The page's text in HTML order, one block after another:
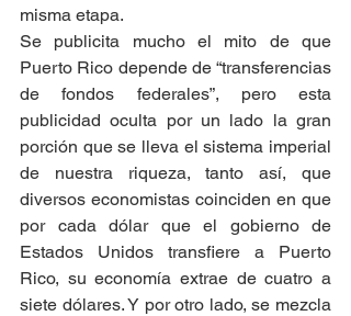
misma etapa.
Se publicita mucho el mito de que
Puerto Rico depende de “transferencias
de fondos federales”, pero esta
publicidad oculta por un lado la gran
porción que se lleva el sistema imperial
de nuestra riqueza, tanto así, que
diversos economistas coinciden en que
por cada dólar que el gobierno de
Estados Unidos transfiere a Puerto
Rico, su economía extrae de cuatro a
siete dólares. Y por otro lado, se mezcla